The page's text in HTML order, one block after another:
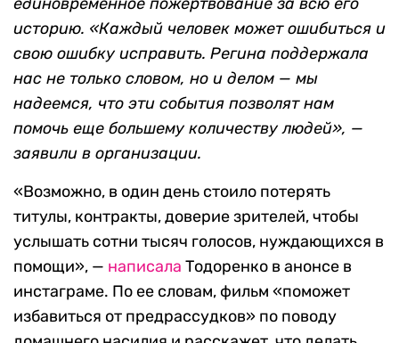
историю. «Каждый человек может ошибиться и
свою ошибку исправить. Регина поддержала
нас не только словом, но и делом — мы
надеемся, что эти события позволят нам
помочь еще большему количеству людей», —
заявили в организации.
«Возможно, в один день стоило потерять
титулы, контракты, доверие зрителей, чтобы
услышать сотни тысяч голосов, нуждающихся в
помощи», — написала Тодоренко в анонсе в
инстаграме. По ее словам, фильм «поможет
избавиться от предрассудков» по поводу